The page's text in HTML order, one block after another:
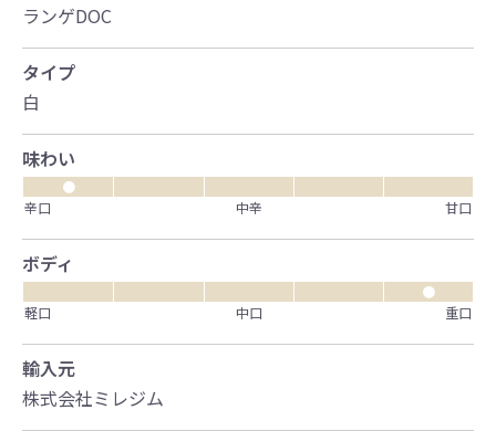
ランゲDOC
タイプ
白
味わい
●
辛口
中辛 甘口
ボディ
●
軽口
中口 重口
輸入元
株式会社ミレジム